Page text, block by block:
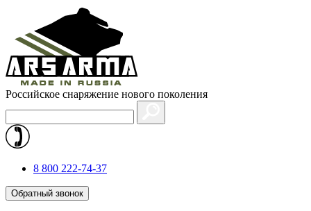
Российское снаряжение нового поколения
8 800 222-74-37
Обратный звонок